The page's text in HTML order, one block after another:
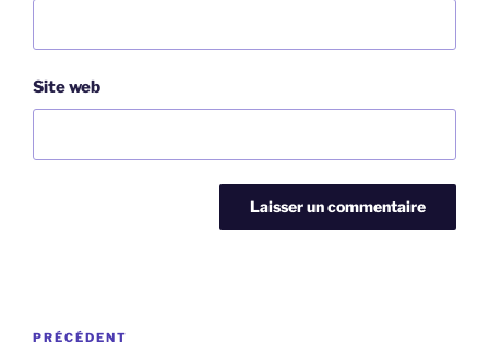
Site web
Navigation
Article
PRÉCÉDENT